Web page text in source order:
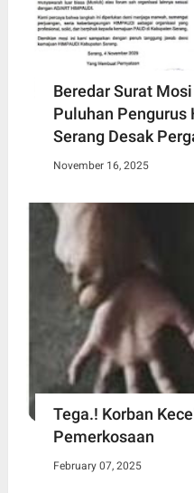
Beredar Surat
Puluhan Pengurus
Serang Desak
November 16, 2025
Tega.! Korban
Pemerkosaan
February 07, 2025